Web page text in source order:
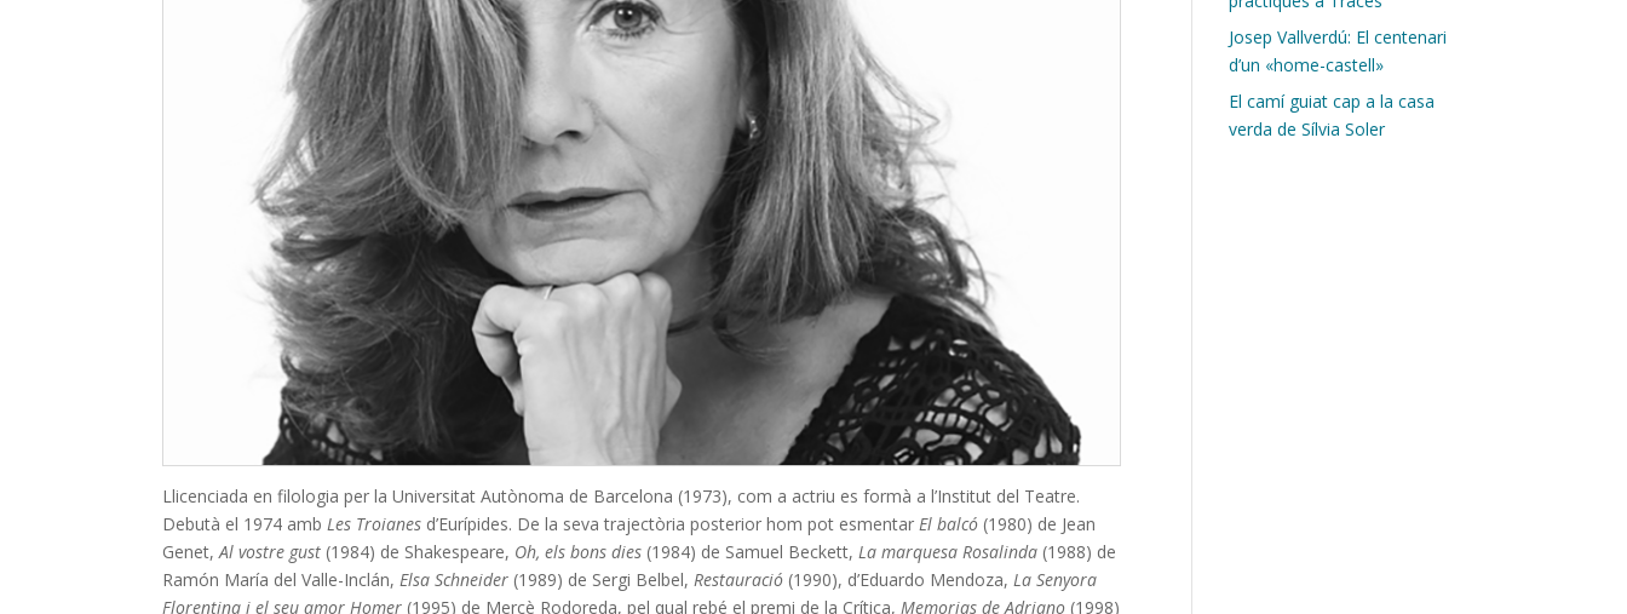
Llicenciada en filologia per la Universitat Autònoma de Barcelona (1973), com a actriu es formà a l’Institut del Teatre.
Debutà el 1974 ambLes Troianes d’Eurípides. De la seva trajectòria posterior hom pot esmentarEl balcó (1980) de Jean
Genet,Al vostre gust (1984) de Shakespeare, Oh, els bons dies (1984) de Samuel Beckett,La marquesa Rosalinda (1988) de
Ramón María del Valle-Inclán,Elsa Schneider (1989) de Sergi Belbel,Restauració (1990), d’Eduardo Mendoza,La Senyora
Florentina i el seu amor Homer (1995) de Mercè Rodoreda, pel qual rebé el premi de la Crítica,Memorias de Adriano (1998)
Josep Vallverdú: El centenari
d’un «home-castell»
El camí guiat cap a la casa
verda de Sílvia Soler